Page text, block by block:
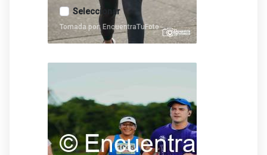
Seleccionar
Tomada por: EncuentraTuFoto